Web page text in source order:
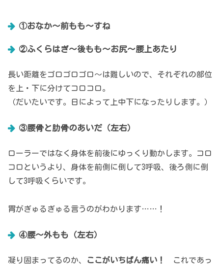
①おなか～前もも～すね
②ふくらはぎ～後もも～お尻～腰上あたり
長い距離をゴロゴロゴロ～は難しいので、それぞれの部位
を上・下に分けてコロコロ。
（だいたいです。日によって上中下になったりします。）
③腰骨と肋骨のあいだ（左右）
ローラーではなく身体を前後にゆっくり動かします。コロ
コロというより、身体を前側に倒して3呼吸、後ろ側に倒
して3呼吸くらいです。
胃がぎゅるぎゅる言うのがわかります……！
④腰～外もも（左右）
凝り固まってるのか、 ここがいちばん痛い！
これであっ